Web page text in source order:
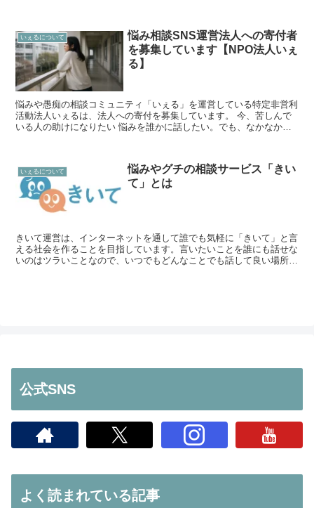
いぇるについて
悩み相談SNS運営法人への寄付者
を募集しています【NPO法人いぇ
る】
悩みや愚痴の相談コミュニティ「いぇる」を運営している特定非営利
活動法人いぇるは、法人への寄付を募集しています。 今、苦しんで
いる人の助けになりたい 悩みを誰かに話したい。でも、なかなか相
いぇるについて
悩みやグチの相談サービス「きい
て」とは
きいて運営は、インターネットを通して誰でも気軽に「きいて」と言
える社会を作ることを目指しています。言いたいことを誰にも話せな
いのはツラいことなので、いつでもどんなことでも話して良い場所と
公式SNS
よく読まれている記事